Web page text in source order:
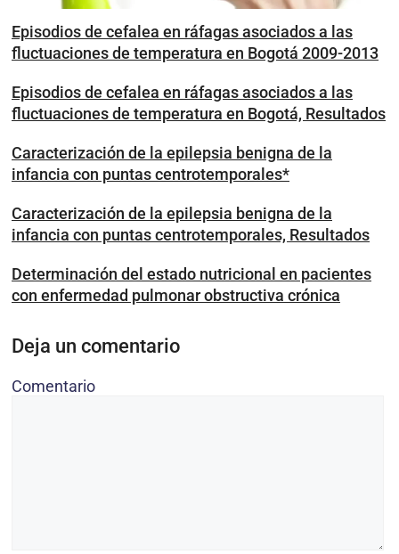
Episodios de cefalea en ráfagas asociados a las
fluctuaciones de temperatura en Bogotá 2009-2013
Episodios de cefalea en ráfagas asociados a las
fluctuaciones de temperatura en Bogotá, Resultados
Caracterización de la epilepsia benigna de la
infancia con puntas centrotemporales*
Caracterización de la epilepsia benigna de la
infancia con puntas centrotemporales, Resultados
Determinación del estado nutricional en pacientes
con enfermedad pulmonar obstructiva crónica
Deja un comentario
Comentario